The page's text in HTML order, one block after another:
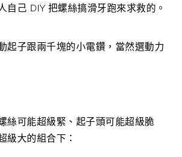
自己 DIY 把螺絲搞滑牙跑來求救的。
起子跟兩千塊的小電鑽，當然選動力
絲可能超級緊、起子頭可能超級脆
級大的組合下：